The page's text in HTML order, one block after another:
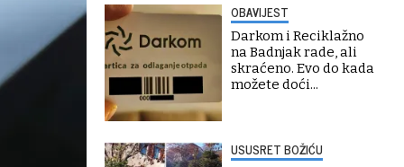
OBAVIJEST
Darkom i Reciklažno
na Badnjak rade, ali
skraćeno. Evo do kada
možete doći...
USUSRET BOŽIĆU